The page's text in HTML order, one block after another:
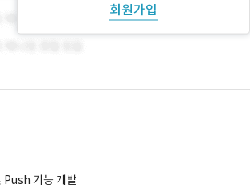
회원가입
Push 기능 개발